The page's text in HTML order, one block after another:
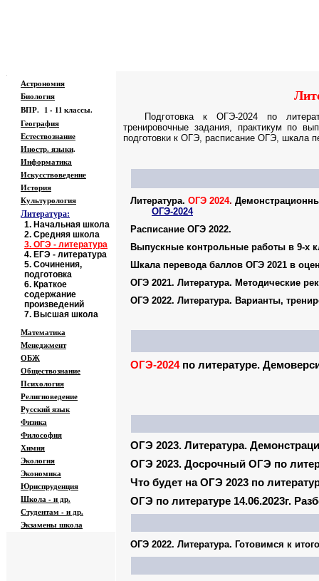
Подготовка к ОГЭ-2024 по
тренировочные задания, практикум по
подготовки к ОГЭ, расписание ОГЭ, шкала
Литература. ОГЭ 2024.
OГЭ-2024
Расписание ОГЭ 2022.
Выпускные контрольные работы в 9-х
Шкала перевода баллов ОГЭ 2021 в
ОГЭ 2021. Литература. Методические
ОГЭ 2022. Литература. Варианты,
ОГЭ-2024 по литературе.
ОГЭ 2023. Литература.
ОГЭ 2023. Досрочный ОГЭ по
Что будет на ОГЭ 2023 по
ОГЭ по литературе 14.06.2023г.
ОГЭ 2022. Литература. Готовимся к
Астрономия
Биология
ВПР. 1 - 11 классы.
География
Естествознание
Иностр. языки.
Информатика
Искусствоведение
История
Культурология
Литература:
1. Начальная школа
2. Средняя школа
3. ОГЭ - литература
4. ЕГЭ - литература
5. Сочинения,
подготовка
6. Краткое
содержание
произведений
7. Высшая школа
Математика
Менеджмент
ОБЖ
Обществознание
Психология
Религиоведение
Русский язык
Физика
Философия
Химия
Экология
Экономика
Юриспруденция
Школа - и др.
Студентам - и др.
Экзаменышкола